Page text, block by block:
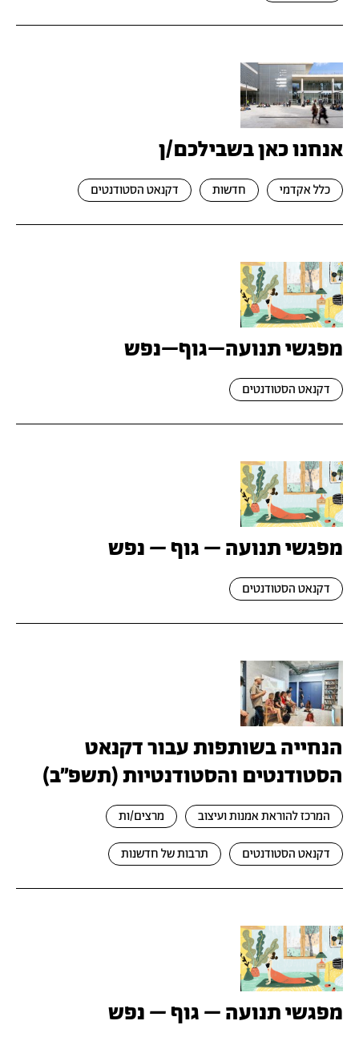
אנחנו כאן בשבילכם/ן
כלל אקדמי חדשות דקנאט הסטודנטים
מפגשי תנועה–גוף–נפש
דקנאט הסטודנטים
מפגשי תנועה – גוף – נפש
דקנאט הסטודנטים
הנחייה בשותפות עבור דקנאט
הסטודנטים והסטודנטיות (תשפ''ב)
המרכז להוראת אמנות ועיצוב מרצים/ות
דקנאט הסטודנטים תרבות של חדשנות
מפגשי תנועה – גוף – נפש